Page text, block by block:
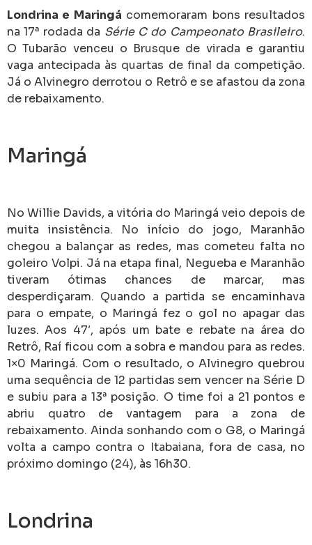
Londrina e Maringá comemoraram bons resultados
na 17ª rodada da Série C do Campeonato Brasileiro.
O Tubarão venceu o Brusque de virada e garantiu
vaga antecipada às quartas de final da competição.
Já o Alvinegro derrotou o Retrô e se afastou da zona
de rebaixamento.
Maringá
No Willie Davids, a vitória do Maringá veio depois de
muita insistência. No início do jogo, Maranhão
chegou a balançar as redes, mas cometeu falta no
goleiro Volpi. Já na etapa final, Negueba e Maranhão
tiveram ótimas chances de marcar, mas
desperdiçaram. Quando a partida se encaminhava
para o empate, o Maringá fez o gol no apagar das
luzes. Aos 47′, após um bate e rebate na área do
Retrô, Raí ficou com a sobra e mandou para as redes.
1×0 Maringá. Com o resultado, o Alvinegro quebrou
uma sequência de 12 partidas sem vencer na Série D
e subiu para a 13ª posição. O time foi a 21 pontos e
abriu quatro de vantagem para a zona de
rebaixamento. Ainda sonhando com o G8, o Maringá
volta a campo contra o Itabaiana, fora de casa, no
próximo domingo (24), às 16h30.
Londrina